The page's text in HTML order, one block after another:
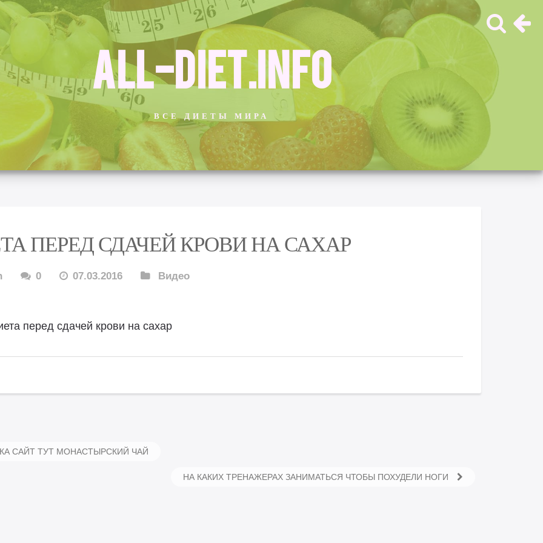
ALL-DIET.INFO
ВСЕ ДИЕТЫ МИРА
ПЕРЕД СДАЧЕЙ КРОВИ НА САХАР
0 07.03.2016 Видео
перед сдачей крови на сахар
САЙТ ТУТ МОНАСТЫРСКИЙ ЧАЙ
НА КАКИХ ТРЕНАЖЕРАХ ЗАНИМАТЬСЯ ЧТОБЫ ПОХУДЕЛИ НОГИ